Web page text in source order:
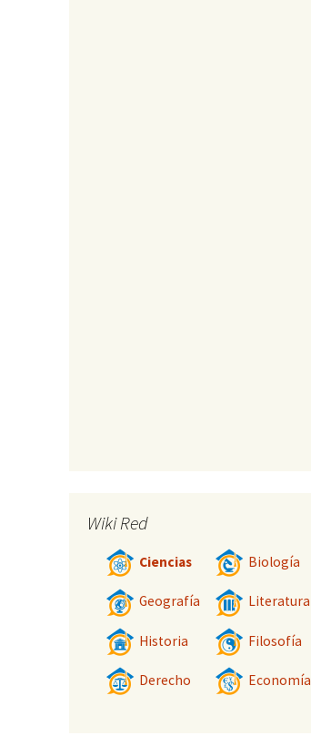
Wiki Red
Ciencias Biología
Geografía Literatura
Historia Filosofía
Derecho Economía